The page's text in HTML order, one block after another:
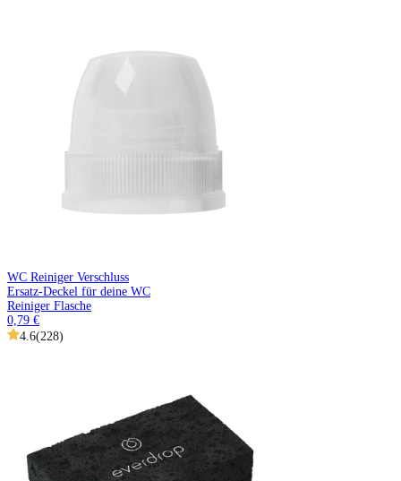
WC Reiniger Verschluss
Ersatz-Deckel für deine WC
Reiniger Flasche
0,79 €
4.6(228)